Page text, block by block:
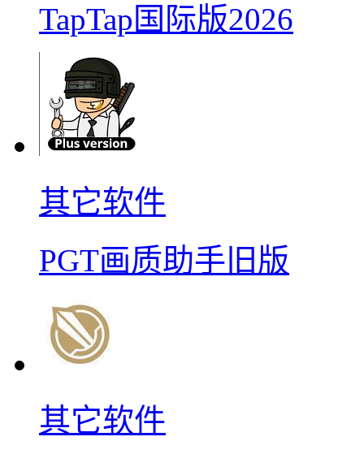
TapTap国际版2026
其它软件
PGT画质助手旧版
其它软件